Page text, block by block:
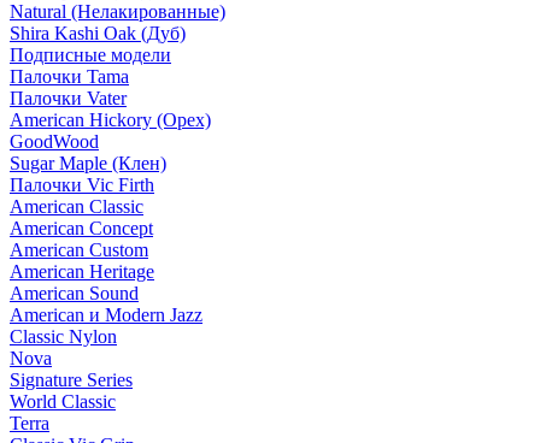
Natural (Нелакированные)
Shira Kashi Oak (Дуб)
Подписные модели
Палочки Tama
Палочки Vater
American Hickory (Орех)
GoodWood
Sugar Maple (Клен)
Палочки Vic Firth
American Classic
American Concept
American Custom
American Heritage
American Sound
American и Modern Jazz
Classic Nylon
Nova
Signature Series
World Classic
Terra